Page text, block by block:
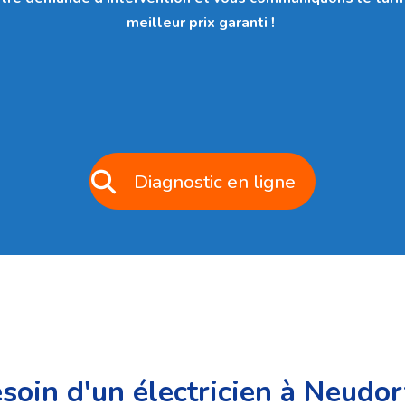
meilleur prix garanti !
Diagnostic en ligne
d'un électricien à